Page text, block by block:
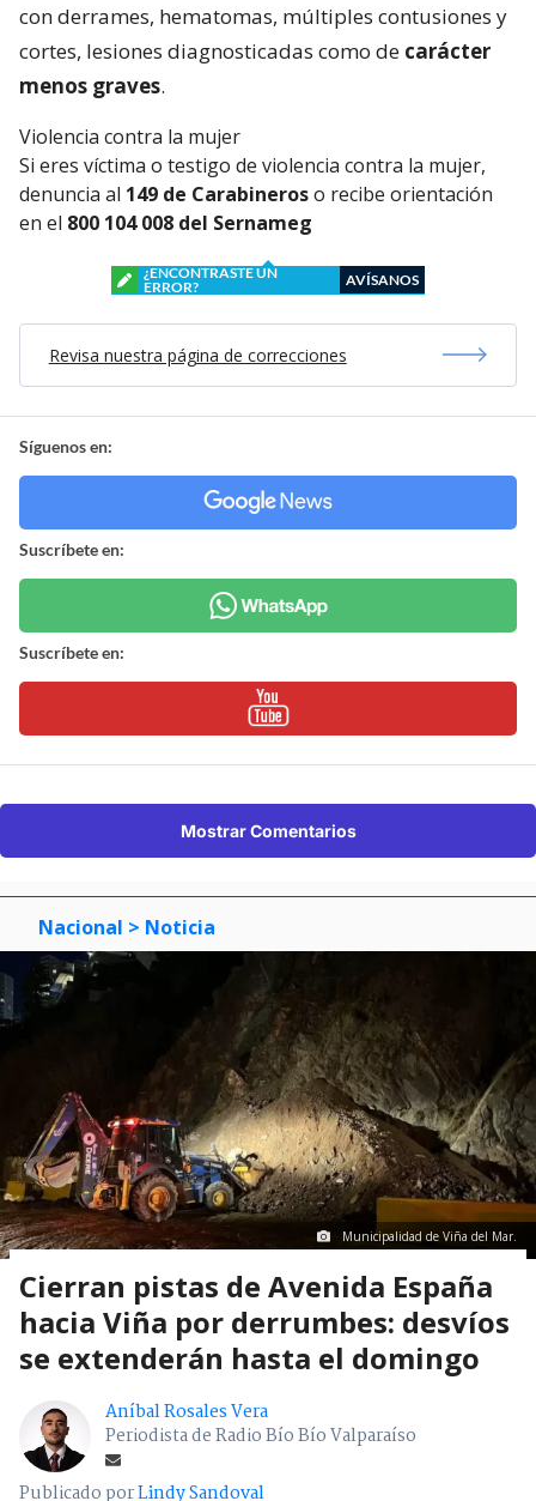
con derrames, hematomas, múltiples contusiones y
cortes, lesiones diagnosticadas como de carácter
menos graves.
Violencia contra la mujer
Si eres víctima o testigo de violencia contra la mujer,
denuncia al 149 de Carabineroso recibe orientación
en el 800 104 008 del Sernameg
¿ENCONTRASTE UN
ERROR?
AVÍSANOS
Revisa nuestra página de correcciones
Síguenos en:
Suscríbete en:
Suscríbete en:
Mostrar Comentarios
Nacional > Noticia
Municipalidad de Viña del Mar.
Cierran pistas de Avenida España
hacia Viña por derrumbes: desvíos
se extenderán hasta el domingo
Aníbal Rosales Vera
Periodista de Radio Bío Bío Valparaíso
Publicado porLindy Sandoval